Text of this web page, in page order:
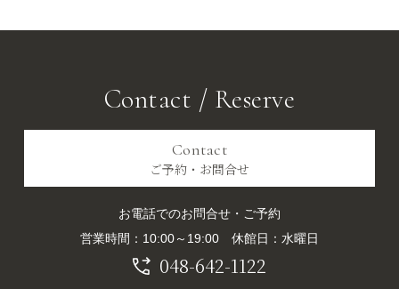
Contact / Reserve
Contact
ご予約・お問合せ
お電話でのお問合せ・ご予約
営業時間：10:00～19:00 休館日：水曜日
048-642-1122